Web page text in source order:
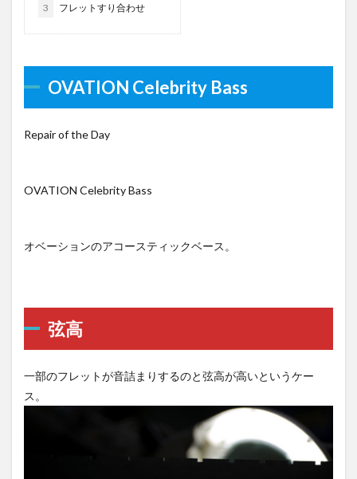
3 フレットすり合わせ
OVATION Celebrity Bass
Repair of the Day
OVATION Celebrity Bass
オベーションのアコースティックベース。
弦高
一部のフレットが音詰まりするのと弦高が高いというケー
ス。